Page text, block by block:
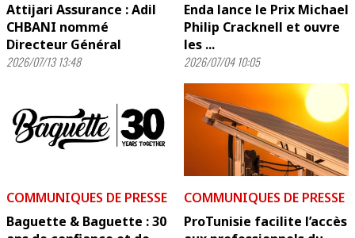
Attijari Assurance : Adil
CHBANI nommé
Directeur Général
2026/07/13 13:48
Enda lance le Prix Michael
Philip Cracknell et ouvre
les ...
2026/07/04 10:05
COMMUNIQUES DE PRESSE
Baguette & Baguette : 30
COMMUNIQUES DE PRESSE
ProTunisie facilite l’accès